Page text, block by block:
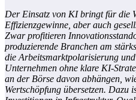
Der Einsatz von KI bringt für die
Effizienzgewinne, aber auch
Zwar profitieren
produzierende Branchen am
die Arbeitsmarktpolarisierung
Unternehmen ohne klare KI-
an der Börse davon abhängen,
Wertschöpfung übersetzen. Dazu